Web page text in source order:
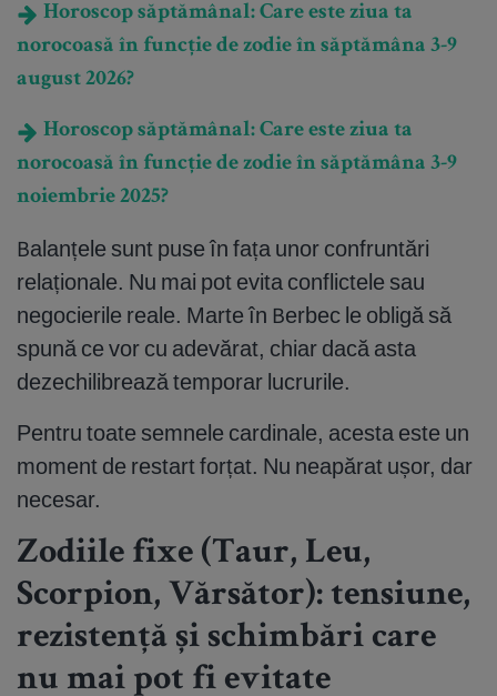
Horoscop săptămânal: Care este ziua ta
norocoasă în funcție de zodie în săptămâna 3-9
august 2026?
Horoscop săptămânal: Care este ziua ta
norocoasă în funcție de zodie în săptămâna 3-9
noiembrie 2025?
Balanțele sunt puse în fața unor confruntări
relaționale. Nu mai pot evita conflictele sau
negocierile reale. Marte în Berbec le obligă să
spună ce vor cu adevărat, chiar dacă asta
dezechilibrează temporar lucrurile.
Pentru toate semnele cardinale, acesta este un
moment de restart forțat. Nu neapărat ușor, dar
necesar.
Zodiile fixe (Taur, Leu,
Scorpion, Vărsător): tensiune,
rezistență și schimbări care
nu mai pot fi evitate